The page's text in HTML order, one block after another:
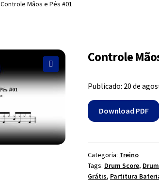
Controle Mãos e Pés #01
🔍
Controle
Publicado: 20 de
Download PDF
Categoria: Treino
Tags: Drum Score,
Grátis, Partitura